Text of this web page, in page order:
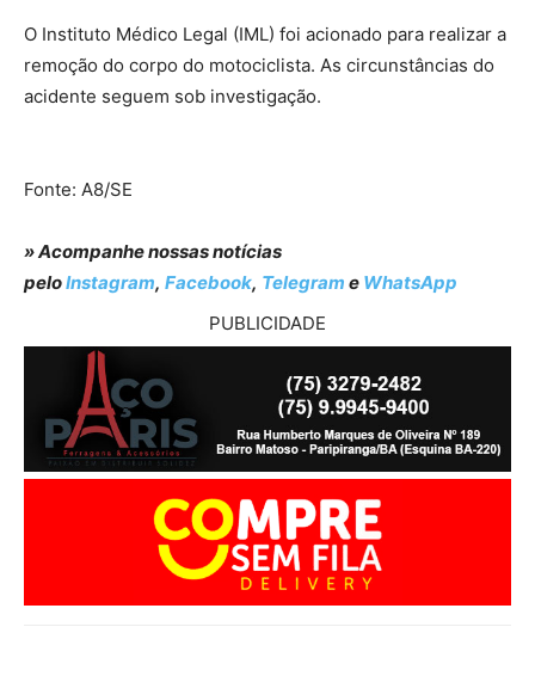
O Instituto Médico Legal (IML) foi acionado para realizar a
remoção do corpo do motociclista. As circunstâncias do
acidente seguem sob investigação.
Fonte: A8/SE
» Acompanhe nossas notícias
peloInstagram, Facebook, Telegram e WhatsApp
PUBLICIDADE